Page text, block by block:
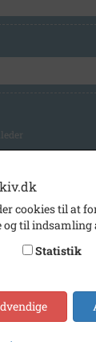
tag
cookies til at
og til
Statistik